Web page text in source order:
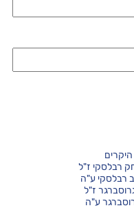
היקרים
רבלסקי ז"ל
רבלסקי ע"ה
ז"ל
ע"ה